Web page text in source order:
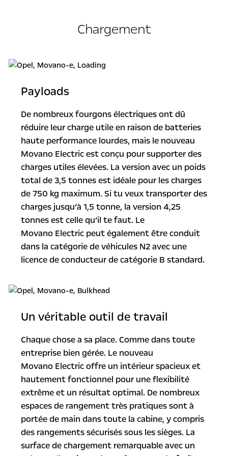
Chargement
Payloads
De nombreux fourgons électriques ont dû
réduire leur charge utile en raison de batteries
haute performance lourdes, mais le nouveau
Movano Electric est conçu pour supporter des
charges utiles élevées. La version avec un poids
total de 3,5 tonnes est idéale pour les charges
de 750 kg maximum. Si tu veux transporter des
charges jusqu’à 1,5 tonne, la version 4,25
tonnes est celle qu’il te faut. Le
Movano Electric peut également être conduit
dans la catégorie de véhicules N2 avec une
licence de conducteur de catégorie B standard.
Un véritable outil de travail
Chaque chose a sa place. Comme dans toute
entreprise bien gérée. Le nouveau
Movano Electric offre un intérieur spacieux et
hautement fonctionnel pour une flexibilité
extrême et un résultat optimal. De nombreux
espaces de rangement très pratiques sont à
portée de main dans toute la cabine, y compris
des rangements sécurisés sous les sièges. La
surface de chargement remarquable avec un